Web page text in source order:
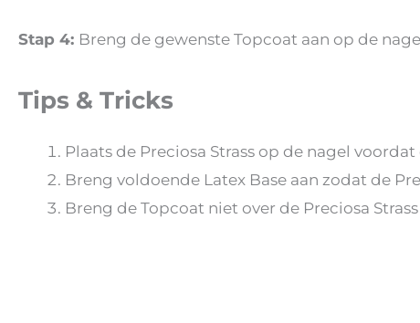
Stap 4: Breng de gewenste Topcoat aan op de
Tips & Tricks
Plaats de Preciosa Strass op de nagel
Breng voldoende Latex Base aan zodat de
Breng de Topcoat niet over de Preciosa